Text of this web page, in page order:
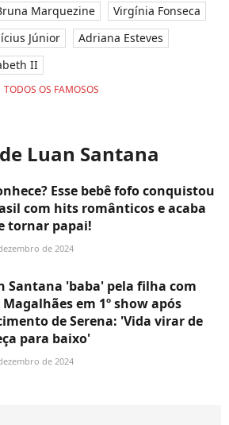
Marquezine
Virgínia Fonseca
Júnior
Adriana Esteves
II
TODOS OS FAMOSOS
Luan Santana
Esse bebê fofo conquistou
com hits românticos e acaba
tornar papai!
de 2024
Santana 'baba' pela filha com
Magalhães em 1º show após
de Serena: 'Vida virar de
para baixo'
de 2024